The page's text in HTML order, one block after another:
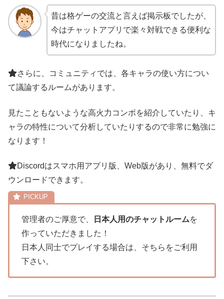
昔は格ゲーの交流と言えば掲示板でしたが、
今はチャットアプリで楽々対戦できる便利な
時代になりましたね。
さらに、コミュニティでは、各キャラの使い方につい
て議論するルームがあります。
見たこともないような高火力コンボを紹介していたり、キ
ャラの特性について分析していたりするので非常に勉強に
なります！
Discordはスマホ用アプリ版、Web版があり、無料でダ
ウンロードできます。
管理者のご厚意で、 日本人用のチャットルームを
作っていただきました！
日本人同士でプレイする場合は、そちらをご利用
下さい。